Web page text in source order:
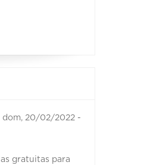
dom, 20/02/2022 -
gratuitas para